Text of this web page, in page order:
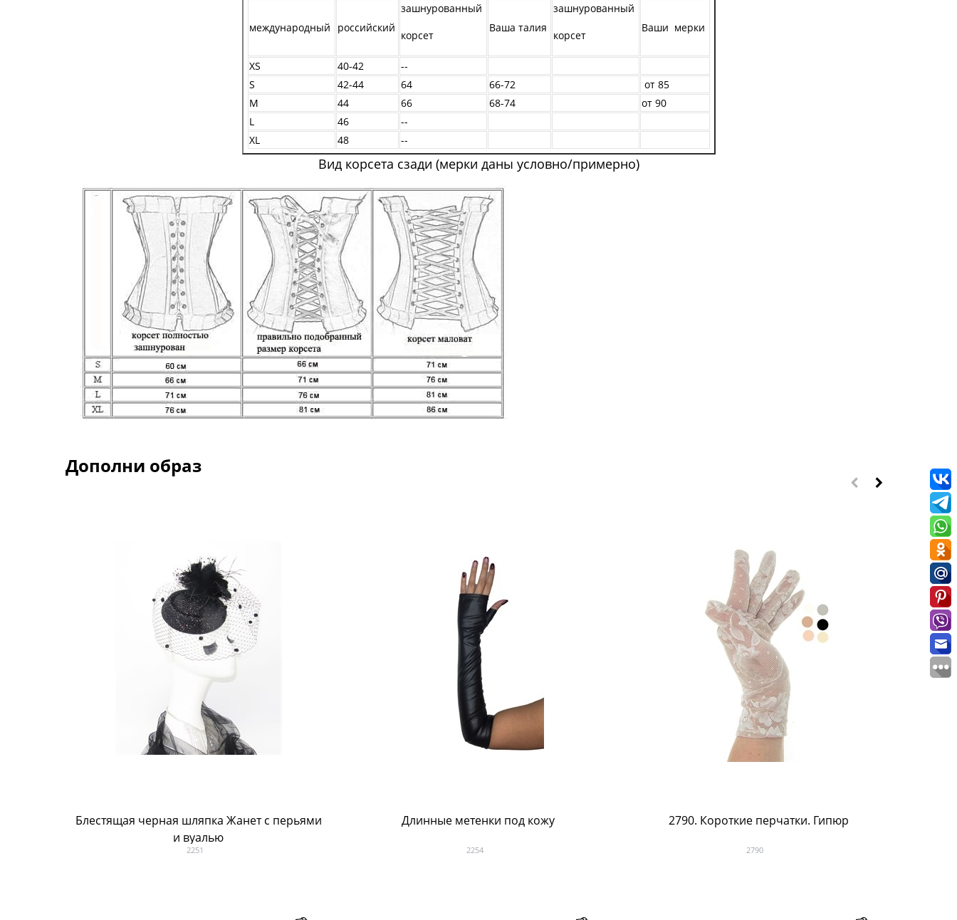
международный российский
зашнурованный
корсет
Ваша талия
зашнурованный
корсет
Ваши мерки
XS 40-42
--
S
42-44 64 66-72
от 85
M
44 66 68-74
от 90
L
46
--
XL
48 --
Вид корсета сзади (мерки даны условно/примерно)
Дополни образ
Блестящая черная шляпка Жанет с перьями
и вуалью
2251
Длинные метенки под кожу
2254
2790. Короткие перчатки. Гипюр
2790